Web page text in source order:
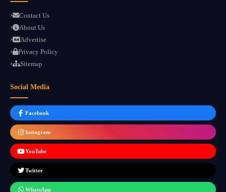
Contact Us
About Us
Advertise
Privacy Policy
Sitemap
Social Media
Facebook
Instagram
YouTube
Twitter
WhatsApp